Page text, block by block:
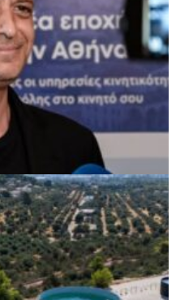
και τη
«Η καλύτερη